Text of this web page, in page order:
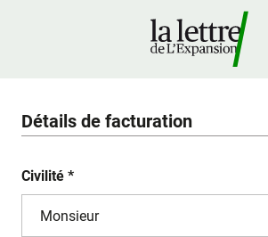
Détails de facturation
Civilité *